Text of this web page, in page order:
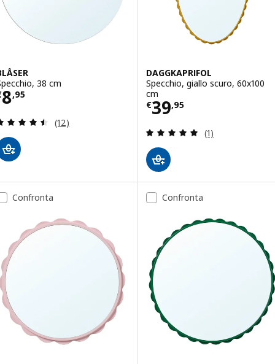
38 cm
8,95 € 8,95
Recensione: 4.5 fuori da 5 stelle. Totale
(12)
DAGGKAPRIFOL
Specchio, giallo scuro, 60x100
cm
€39,95
Prezzo € 39,95
Recensione: 5
(1)
Confronta Confronta